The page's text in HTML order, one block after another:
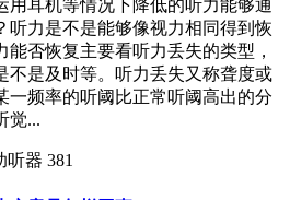
用耳机等情况下降低的听力能够通
听力是不是能够像视力相同得到恢
能否恢复主要看听力丢失的类型，
不是及时等。听力丢失又称聋度或
一频率的听阈比正常听阈高出的分
觉...
听器 381